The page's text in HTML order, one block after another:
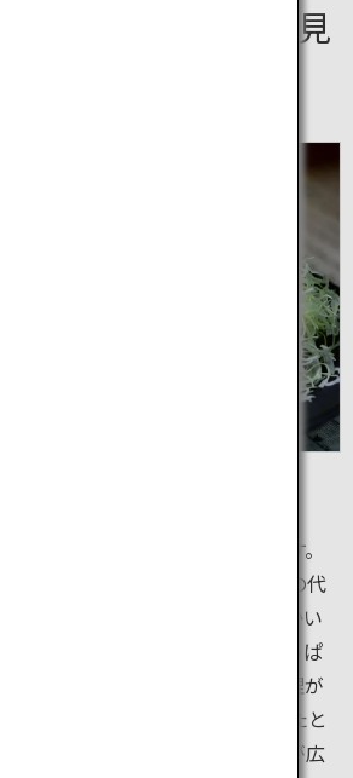
しめる！これも必見
テム
」
島県は日本全国屈指の畜産県です。
鹿児島県産黒豚はおいしい豚肉の代
肉と比べて、歯切れがよく柔らかい
成分も多く含み、べとつかずさっぱ
んな黒豚を使ったおすすめの料理が
で肉を包み、油でカラッと揚げたと
食べた瞬間口中に肉汁とうま味が広